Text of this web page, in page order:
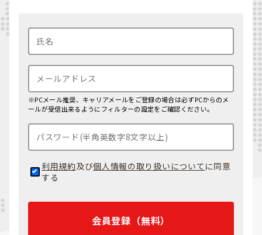
※PCメール推奨、キャリアメールをご登録の場合は必ずPCからのメ
ールが受信出来るようにフィルターの設定をご確認ください。
利用規約及び個人情報の取り扱いについて に同意
する
会員登録（無料）